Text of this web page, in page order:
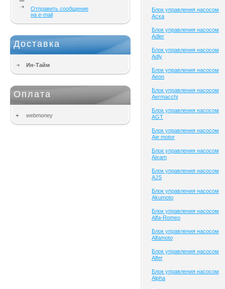
Отправить сообщение
на e-mail
Доставка
Ин-Тайм
Оплата
webmoney
Блок управления насосом
Acxa
Блок управления насосом
Adler
Блок управления насосом
Adly
Блок управления насосом
Aeon
Блок управления насосом
Aermacchi
Блок управления насосом
AGT
Блок управления насосом
Aie motor
Блок управления насосом
Aixam
Блок управления насосом
AJS
Блок управления насосом
Akumoto
Блок управления насосом
Alfa-Romeo
Блок управления насосом
Alfamoto
Блок управления насосом
Alfer
Блок управления насосом
Alpha